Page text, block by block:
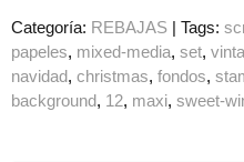
Categoría: REBAJAS | Tags:
papeles mixed-media set
navidad christmas fondos
background 12 maxi sweet-